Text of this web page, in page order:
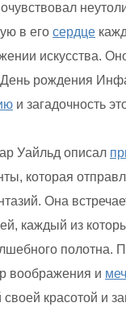
в его сердце
искусства.
рождения
и загадочность
Уайльд описал
которая
Она
каждый из
полотна.
воображения и
красотой и